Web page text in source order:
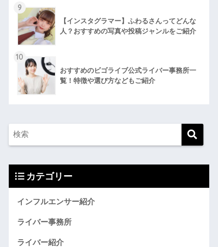
9
【インスタグラマー】ふわるさんってどんな
人？おすすめの写真や投稿ジャンルをご紹介
10
おすすめのビゴライブ公式ライバー事務所一
覧！特徴や選び方などもご紹介
カテゴリー
インフルエンサー紹介
ライバー事務所
ライバー紹介